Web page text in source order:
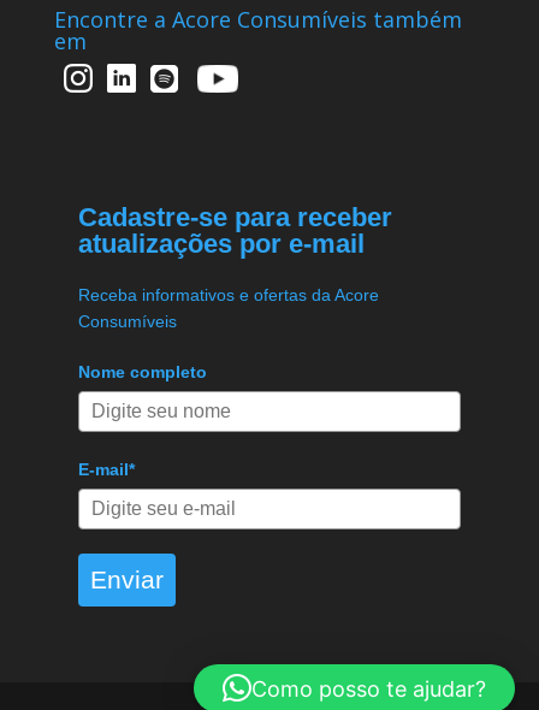
Encontre a Acore Consumíveis também
em
Cadastre-se para receber
atualizações por e-mail
Receba informativos e ofertas da Acore
Consumíveis
Nome completo
E-mail*
Enviar
Como posso te ajudar?